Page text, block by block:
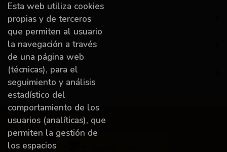
Información
Destacado
A miña conta
Esta web utiliza cookies
propias y de terceros
que permiten al usuario
la navegación a través
de una página web
(técnicas), para el
seguimiento y análisis
estadístico del
comportamiento de los
usuarios (analíticas), que
permiten la gestión de
los espacios